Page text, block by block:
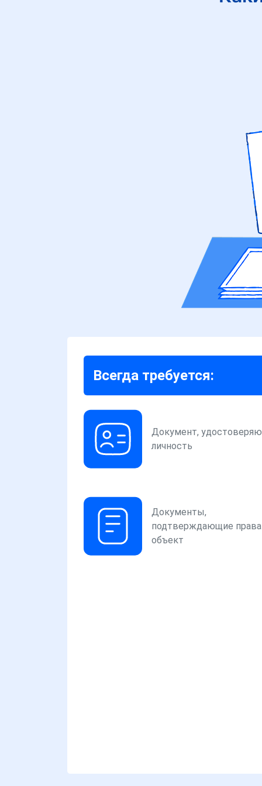
Всегда требуется:
Документ,
личность
Документы,
подтверждающие права
объект